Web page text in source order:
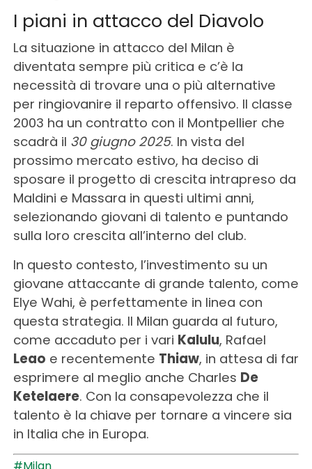
I piani in attacco del Diavolo
La situazione in attacco del Milan è
diventata sempre più critica e c’è la
necessità di trovare una o più alternative
per ringiovanire il reparto offensivo. Il classe
2003 ha un contratto con il Montpellier che
scadrà il 30 giugno 2025. In vista del
prossimo mercato estivo, ha deciso di
sposare il progetto di crescita intrapreso da
Maldini e Massara in questi ultimi anni,
selezionando giovani di talento e puntando
sulla loro crescita all’interno del club.
In questo contesto, l’investimento su un
giovane attaccante di grande talento, come
Elye Wahi, è perfettamente in linea con
questa strategia. Il Milan guarda al futuro,
come accaduto per i vari Kalulu, Rafael
Leao e recentemente Thiaw, in attesa di far
esprimere al meglio anche Charles De
Ketelaere. Con la consapevolezza che il
talento è la chiave per tornare a vincere sia
in Italia che in Europa.